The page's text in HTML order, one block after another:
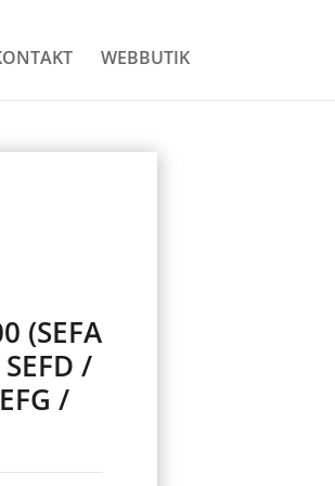
WEBBUTIK
(SEFA
/
/